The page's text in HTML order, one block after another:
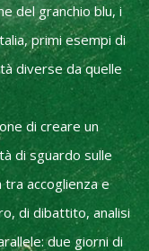
del granchio blu, i
primi esempi di
diverse da quelle
di creare un
di sguardo sulle
tra accoglienza e
di dibattito, analisi
due giorni di